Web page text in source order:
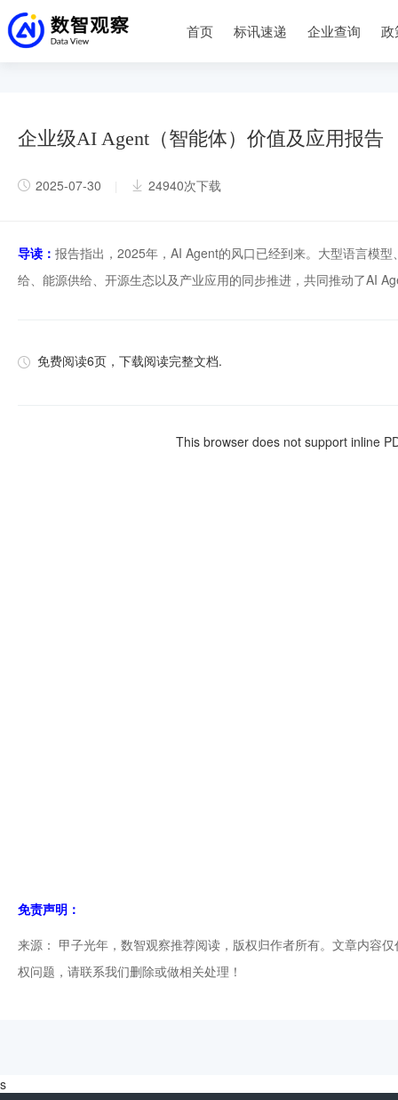
首页 标讯速递 企业查询 政
企业级AI Agent（智能体）价值及应用报告
2025-07-30 24940次下载
导读： 报告指出，2025年，AI Agent的风口已经到来。大型语言模
给、能源供给、开源生态以及产业应用的同步推进，共同推动了AI
免费阅读6页，下载阅读完整文档.
This browser does not support inline
免责声明：
来源： 甲子光年，数智观察推荐阅读，版权归作者所有。文章内容
权问题，请联系我们删除或做相关处理！
s